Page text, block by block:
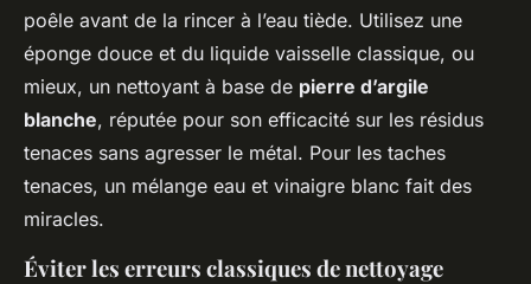
poêle avant de la rincer à l’eau tiède. Utilisez une
éponge douce et du liquide vaisselle classique, ou
mieux, un nettoyant à base de pierre d’argile
blanche, réputée pour son efficacité sur les résidus
tenaces sans agresser le métal. Pour les taches
tenaces, un mélange eau et vinaigre blanc fait des
miracles.
Éviter les erreurs classiques de nettoyage